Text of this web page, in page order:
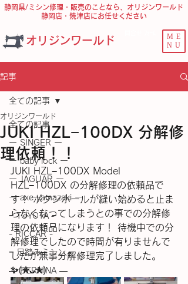
オリジンワールド
ME
NU
静岡県/ミシン修理・販売のことなら、オリジンワールド
静岡店・焼津店にお任せください
記事
全ての記事
ー SINGER ー
ー baby lock ー
ー JAGUAR ー
ー axe yamazaki ー
− TOYOTA −
- RICCAR -
− 足踏みミシン −
― BERNINA ―
全ての記事
JUKI HZL−100DX 分解修
理依頼！！
オリジンワールド
JUKI HZL−100DX Model
HZL−100DX の分解修理の依頼品で
す！ ボタンホールが縫い始めると止ま
らなくなってしまうとの事での分解修
理の依頼品になります！ 待機中での分
解修理でしたので時間が有りませんで
したが無事分解修理完了しました。
✨️(⁠✯⁠ᴗ⁠✯⁠)